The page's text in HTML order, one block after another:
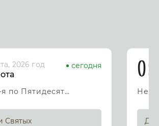
2026 год сегодня
Седмица 10-я по Пятидесятнице
Святых
09